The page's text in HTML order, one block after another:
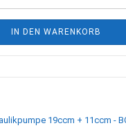
IN DEN WARENKORB